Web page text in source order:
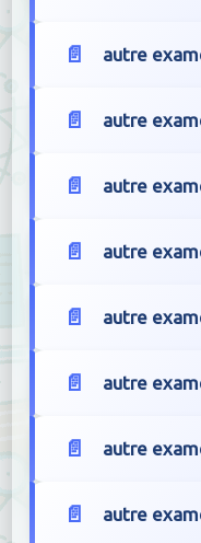
autre
autre
autre
autre
autre
autre
autre
autre